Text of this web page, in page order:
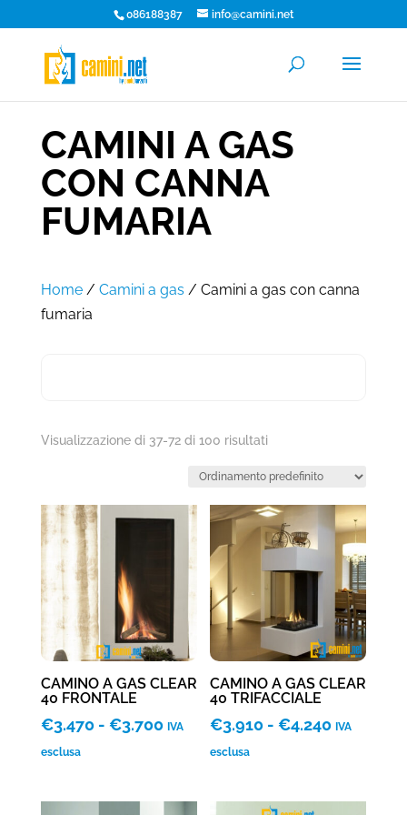
086188387 info@camini.net
CAMINI A GAS
CON CANNA
FUMARIA
Home/ Camini a gas / Camini a gas con canna
fumaria
Visualizzazione di 37-72 di 100 risultati
CAMINO A GAS CLEAR
40 FRONTALE
€3.470 - €3.700Fascia
IVA
esclusa
CAMINO A GAS CLEAR
40 TRIFACCIALE
€3.910 - €4.240Fascia
IVA
esclusa